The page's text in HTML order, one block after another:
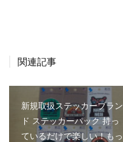
関連記事
新規取扱ステッカーブラン
ド ステッカーパック 持っ
ているだけで楽しい！もっ